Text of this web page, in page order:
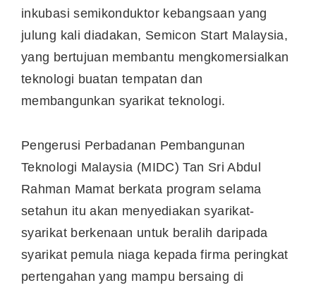
inkubasi semikonduktor kebangsaan yang
julung kali diadakan, Semicon Start Malaysia,
yang bertujuan membantu mengkomersialkan
teknologi buatan tempatan dan
membangunkan syarikat teknologi.
Pengerusi Perbadanan Pembangunan
Teknologi Malaysia (MIDC) Tan Sri Abdul
Rahman Mamat berkata program selama
setahun itu akan menyediakan syarikat-
syarikat berkenaan untuk beralih daripada
syarikat pemula niaga kepada firma peringkat
pertengahan yang mampu bersaing di